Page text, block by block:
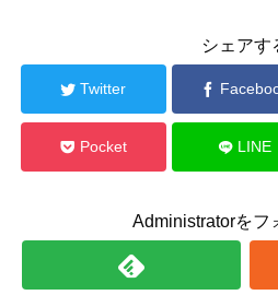
シェアす
Twitter
Pocket LINE
Administratorをフ